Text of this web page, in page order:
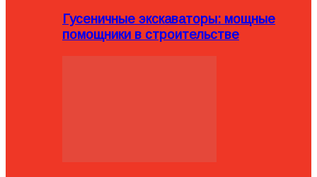
Гусеничные экскаваторы: мощные
помощники в строительстве